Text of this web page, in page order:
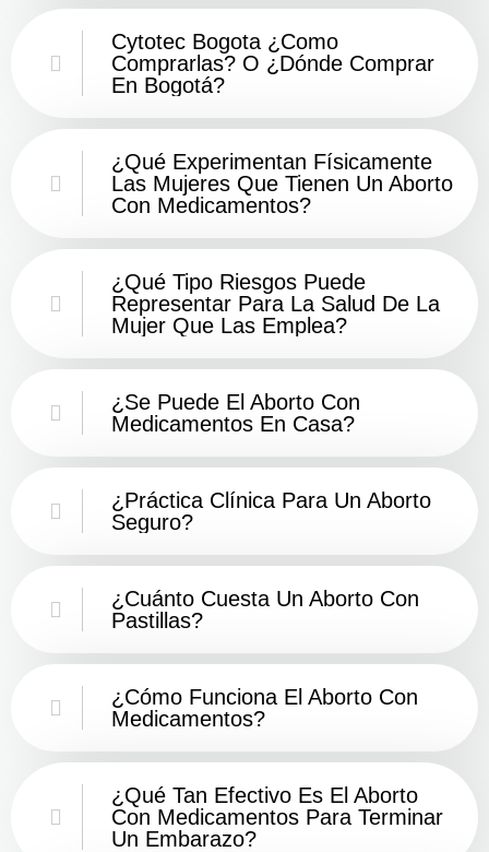
Cytotec Bogota ¿Como
Comprarlas? O ¿Dónde Comprar
En Bogotá?
¿Qué Experimentan Físicamente
Las Mujeres Que Tienen Un Aborto
Con Medicamentos?
¿Qué Tipo Riesgos Puede
Representar Para La Salud De La
Mujer Que Las Emplea?
¿Se Puede El Aborto Con
Medicamentos En Casa?
¿Práctica Clínica Para Un Aborto
Seguro?
¿Cuánto Cuesta Un Aborto Con
Pastillas?
¿Cómo Funciona El Aborto Con
Medicamentos?
¿Qué Tan Efectivo Es El Aborto
Con Medicamentos Para Terminar
Un Embarazo?